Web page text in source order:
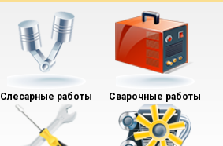
Слесарные работы Сварочные работы